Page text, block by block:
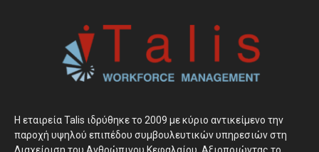
H εταιρεία Talis ιδρύθηκε το 2009 με κύριο αντικείμενο την
παροχή υψηλού επιπέδου συμβουλευτικών υπηρεσιών στη